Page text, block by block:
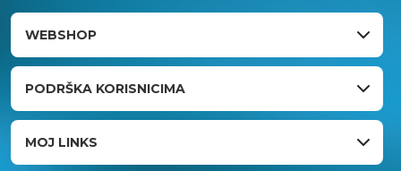
WEBSHOP
PODRŠKA KORISNICIMA
MOJ LINKS